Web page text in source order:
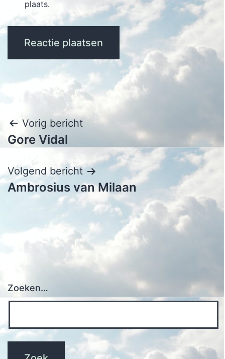
plaats.
Bericht
navigatie
Vorig bericht
Gore Vidal
Volgend bericht
Ambrosius van Milaan
Zoeken…